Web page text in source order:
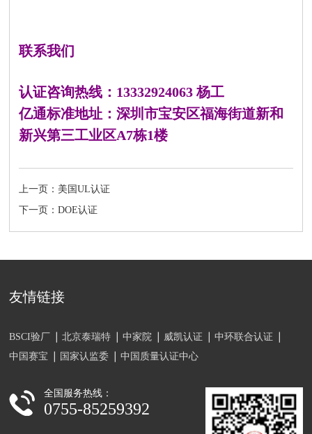
联系我们
认证咨询热线：13332924063 杨工
亿通标准地址：深圳市宝安区福海街道新和
新兴第三工业区A7栋1楼
上一页：美国UL认证
下一页：DOE认证
友情链接
BSCI验厂 北京泰瑞特 中家院 威凯认证
中环联合认证
中国赛宝
国家认监委 中国质量认证中心
全国服务热线：
0755-85259392